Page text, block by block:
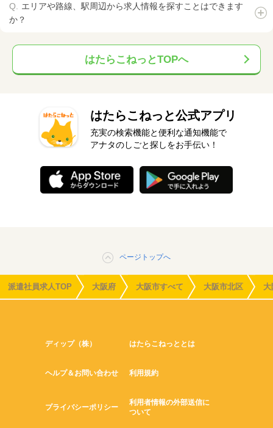
エリアや路線、駅周辺から求人情報を探すことはできます
か？
はたらこねっとTOPへ
はたらこねっと公式アプリ
充実の検索機能と便利な通知機能で
アナタのしごと探しをお手伝い！
ページトップへ
派遣社員求人TOP 大阪府 大阪市すべて 大阪市北区
ディップ（株） はたらこねっととは
ヘルプ＆お問い合わせ 利用規約
プライバシーポリシー
利用者情報の外部送信に
ついて